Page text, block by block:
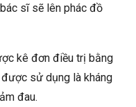
sĩ sẽ lên phác đồ
kê đơn điều trị bằng
sử dụng là kháng
đau.